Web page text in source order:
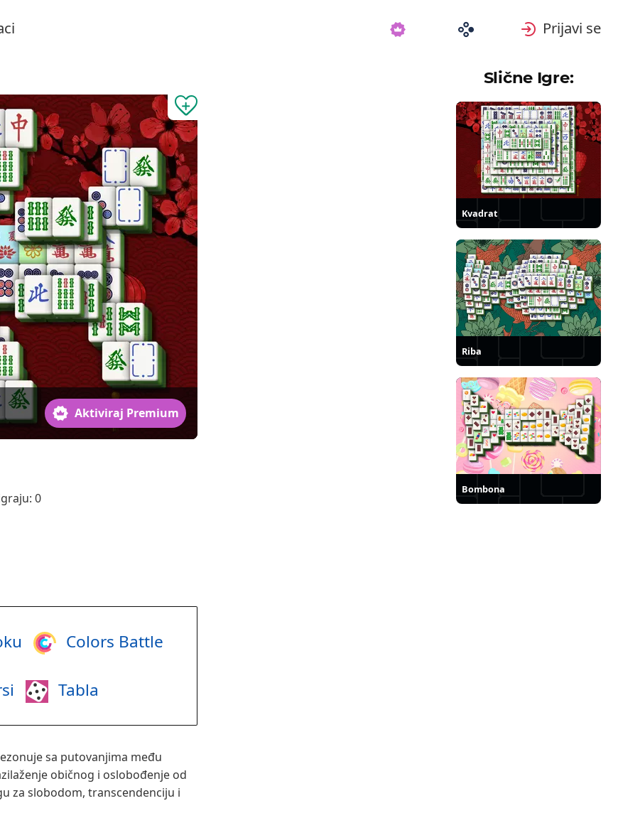
Prijavi se
Aktiviraj Premium
0
Colors Battle
Tabla
sa putovanjima među
običnog i oslobođenje od
za slobodom, transcendenciju i
Slične Igre:
Kvadrat
Riba
Bombona